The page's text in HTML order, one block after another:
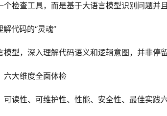
个检查工具，而是基于大语言模型识别问题并
代码的“灵魂”
模型，深入理解代码语义和逻辑意图，并非停
六大维度全面体检
可读性、可维护性、性能、安全性、最佳实践